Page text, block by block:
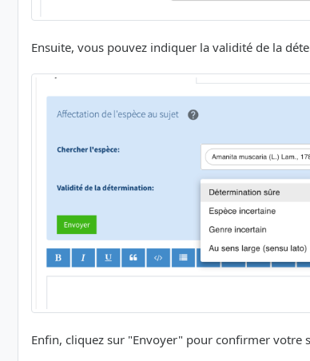
Ensuite, vous pouvez indiquer la validité de la
Enfin, cliquez sur "Envoyer" pour confirmer votre